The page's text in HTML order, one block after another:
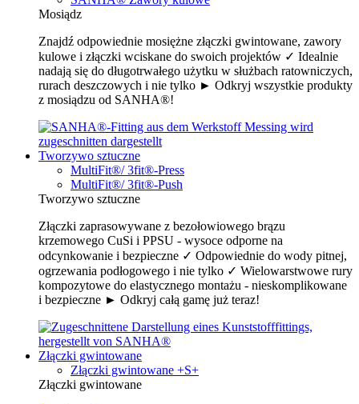
Mosiądz
Znajdź odpowiednie mosiężne złączki gwintowane, zawory
kulowe i złączki wciskane do swoich projektów ✓ Idealnie
nadają się do długotrwałego użytku w służbach ratowniczych,
rurach deszczowych i nie tylko ► Odkryj wszystkie produkty
z mosiądzu od SANHA®!
Tworzywo sztuczne
MultiFit®/ 3fit®-Press
MultiFit®/ 3fit®-Push
Tworzywo sztuczne
Złączki zaprasowywane z bezołowiowego brązu
krzemowego CuSi i PPSU - wysoce odporne na
odcynkowanie i bezpieczne ✓ Odpowiednie do wody pitnej,
ogrzewania podłogowego i nie tylko ✓ Wielowarstwowe rury
kompozytowe do elastycznego montażu - nieskomplikowane
i bezpieczne ► Odkryj całą gamę już teraz!
Złączki gwintowane
Złączki gwintowane +S+
Złączki gwintowane